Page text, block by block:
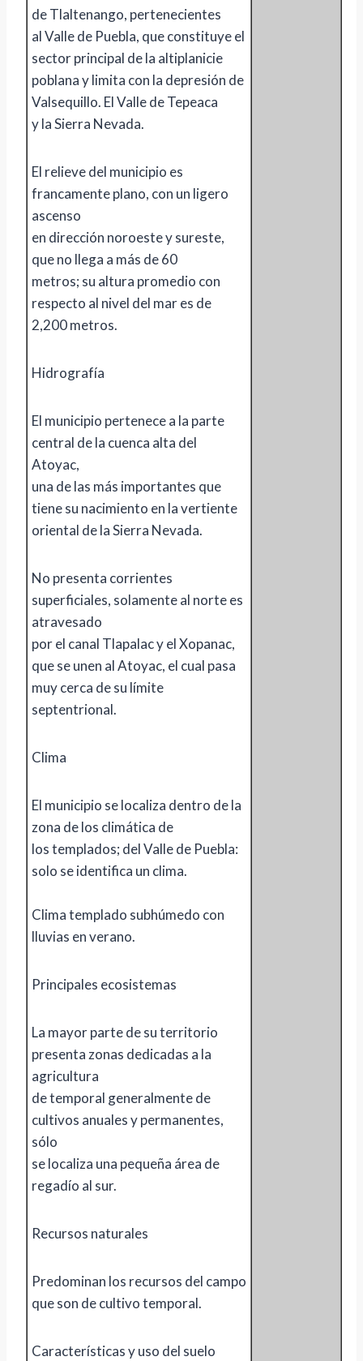
de Tlaltenango, pertenecientes
al Valle de Puebla, que constituye el
sector principal de la altiplanicie
poblana y limita con la depresión de
Valsequillo. El Valle de Tepeaca
y la Sierra Nevada.
El relieve del municipio es
francamente plano, con un ligero
ascenso
en dirección noroeste y sureste,
que no llega a más de 60
metros; su altura promedio con
respecto al nivel del mar es de
2,200 metros.
Hidrografía
El municipio pertenece a la parte
central de la cuenca alta del
Atoyac,
una de las más importantes que
tiene su nacimiento en la vertiente
oriental de la Sierra Nevada.
No presenta corrientes
superficiales, solamente al norte es
atravesado
por el canal Tlapalac y el Xopanac,
que se unen al Atoyac, el cual pasa
muy cerca de su límite
septentrional.
Clima
El municipio se localiza dentro de la
zona de los climática de
los templados; del Valle de Puebla:
solo se identifica un clima.
Clima templado subhúmedo con
lluvias en verano.
Principales ecosistemas
La mayor parte de su territorio
presenta zonas dedicadas a la
agricultura
de temporal generalmente de
cultivos anuales y permanentes,
sólo
se localiza una pequeña área de
regadío al sur.
Recursos naturales
Predominan los recursos del campo
que son de cultivo temporal.
Características y uso del suelo